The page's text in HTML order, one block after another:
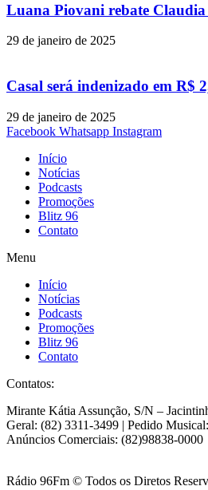
Luana Piovani rebate
29 de janeiro de 2025
Casal será indenizado em R$
29 de janeiro de 2025
Facebook Whatsapp Instagram
Início
Notícias
Podcasts
Promoções
Blitz 96
Contato
Menu
Início
Notícias
Podcasts
Promoções
Blitz 96
Contato
Contatos:
Mirante Kátia Assunção, S/N –
Geral: (82) 3311-3499 | Pedido
Anúncios Comerciais: (82)98838-0000
Rádio 96Fm © Todos os Diretos